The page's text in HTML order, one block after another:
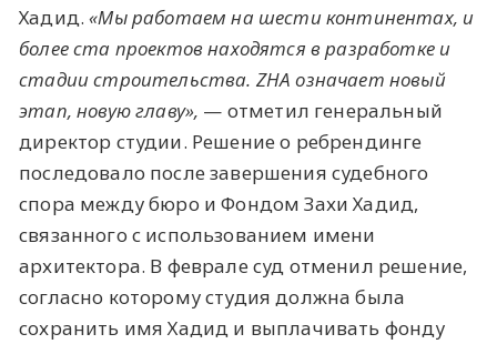
Хадид.«Мы работаем на шести континентах, и
более ста проектов находятся в разработке и
стадии строительства. ZHA означает новый
этап, новую главу», — отметил генеральный
директор студии. Решение о ребрендинге
последовало после завершения судебного
спора между бюро и Фондом Захи Хадид,
связанного с использованием имени
архитектора. В феврале суд отменил решение,
согласно которому студия должна была
сохранить имя Хадид и выплачивать фонду